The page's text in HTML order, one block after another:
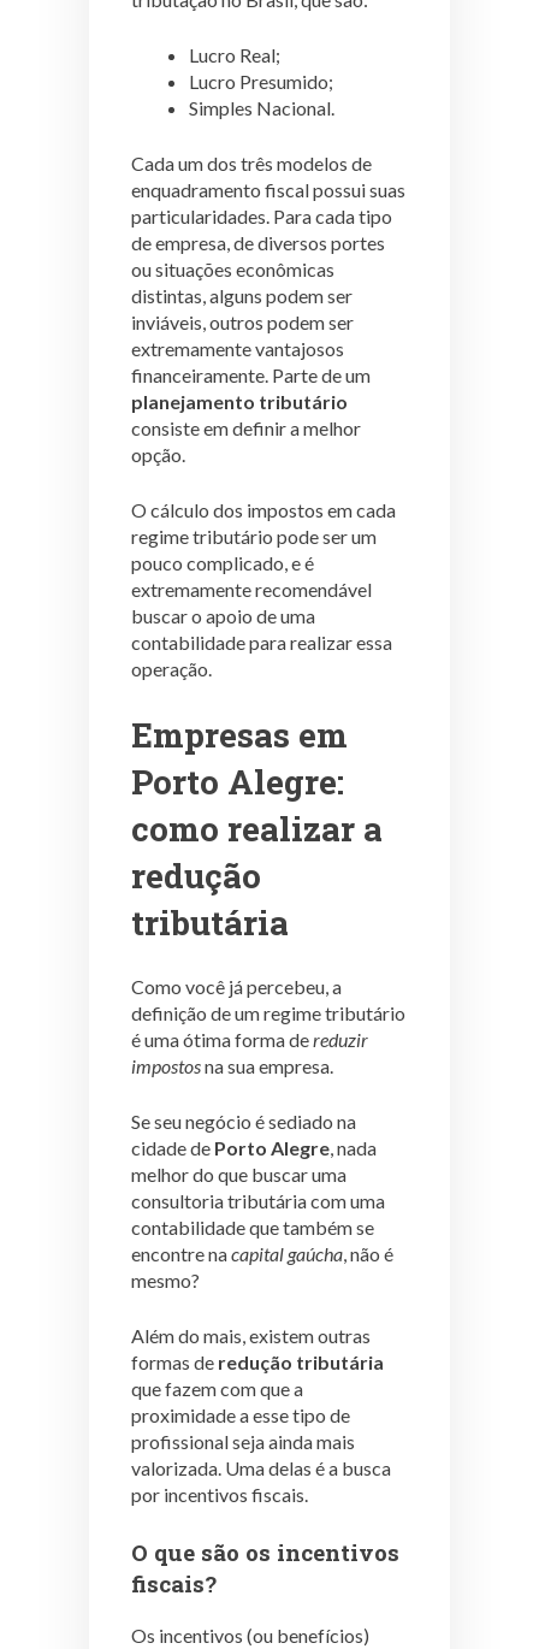
Lucro Real;
Lucro Presumido;
Simples Nacional.
Cada um dos três modelos de
enquadramento fiscal possui suas
particularidades. Para cada tipo
de empresa, de diversos portes
ou situações econômicas
distintas, alguns podem ser
inviáveis, outros podem ser
extremamente vantajosos
financeiramente. Parte de um
planejamento tributário
consiste em definir a melhor
opção.
O cálculo dos impostos em cada
regime tributário pode ser um
pouco complicado, e é
extremamente recomendável
buscar o apoio de uma
contabilidade para realizar essa
operação.
Empresas em
Porto Alegre:
como realizar a
redução
tributária
Como você já percebeu, a
definição de um regime tributário
é uma ótima forma dereduzir
impostosna sua empresa.
Se seu negócio é sediado na
cidade de Porto Alegre, nada
melhor do que buscar uma
consultoria tributária com uma
contabilidade que também se
encontre nacapital gaúcha, não é
mesmo?
Além do mais, existem outras
formas de redução tributária
que fazem com que a
proximidade a esse tipo de
profissional seja ainda mais
valorizada. Uma delas é a busca
por incentivos fiscais.
O que são os incentivos
fiscais?
Os incentivos (ou benefícios)